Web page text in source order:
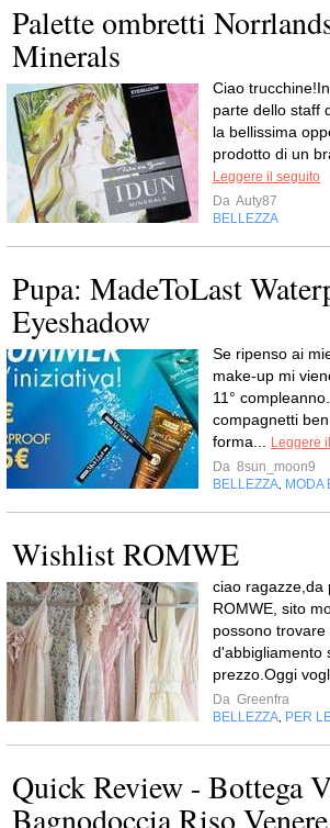
Palette ombretti
Minerals
Ciao
parte dello staff
la bellissima
prodotto di un
Leggere il seguito
Da Auty87
BELLEZZA
Pupa: MadeToLast
Eyeshadow
Se ripenso ai
make-up mi
11°
compagnetti
forma...
Leggere
Da 8sun_moon9
BELLEZZA MODA
Wishlist ROMWE
ciao ragazze,da
ROMWE, sito
possono
d'abbigliamento
prezzo.Oggi
Da Greenfra
BELLEZZA PER
Quick Review - Bottega
Bagnodoccia Riso Venere